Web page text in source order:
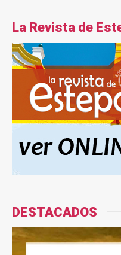
La Revista de
DESTACADOS